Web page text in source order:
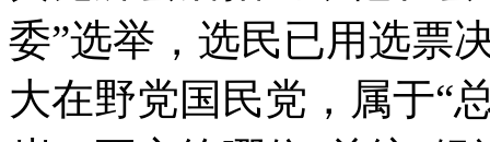
委”选举，选民已用选票
大在野党国民党，属于“